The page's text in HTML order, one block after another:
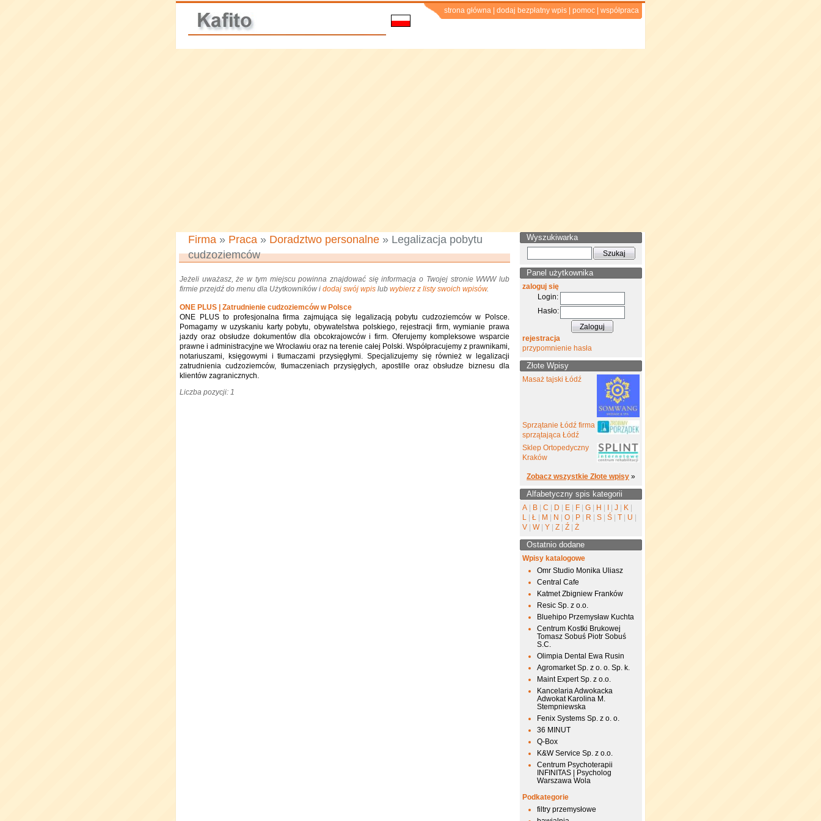
strona główna dodaj bezpłatny wpis pomoc współpraca
Firma » Praca » Doradztwo personalne » Legalizacja pobytu
cudzoziemców
Jeżeli uważasz, że w tym miejscu powinna znajdować się informacja o Twojej stronie WWW lub
firmie przejdź do menu dla Użytkowników i dodaj swój wpis lub wybierz z listy swoich wpisów.
ONE PLUS | Zatrudnienie cudzoziemców w Polsce
ONE PLUS to profesjonalna firma zajmująca się legalizacją pobytu cudzoziemców w Polsce.
Pomagamy w uzyskaniu karty pobytu, obywatelstwa polskiego, rejestracji firm, wymianie prawa
jazdy oraz obsłudze dokumentów dla obcokrajowców i firm. Oferujemy kompleksowe wsparcie
prawne i administracyjne we Wrocławiu oraz na terenie całej Polski. Współpracujemy z prawnikami,
notariuszami, księgowymi i tłumaczami przysięgłymi. Specjalizujemy się również w legalizacji
zatrudnienia cudzoziemców, tłumaczeniach przysięgłych, apostille oraz obsłudze biznesu dla
klientów zagranicznych.
Liczba pozycji: 1
Wyszukiwarka
Panel użytkownika
zaloguj się
Login:
Hasło:
rejestracja
przypomnienie hasła
Złote Wpisy
Masaż tajski Łódź
Sprzątanie Łódź firma
sprzątająca Łódź
Sklep Ortopedyczny
Kraków
Zobacz wszystkie Złote wpisy »
Alfabetyczny spis kategorii
A B C D E F G H J K
L
Ł M N O P R S Ś T U
V
W Y Z Ź Ż
Ostatnio dodane
Wpisy katalogowe
Omr Studio Monika Uliasz
Central Cafe
Katmet Zbigniew Franków
Resic Sp. z o.o.
Bluehipo Przemysław Kuchta
Centrum Kostki Brukowej
Tomasz Sobuś Piotr Sobuś
S.C.
Olimpia Dental Ewa Rusin
Agromarket Sp. z o. o. Sp. k.
Maint Expert Sp. z o.o.
Kancelaria Adwokacka
Adwokat Karolina M.
Stempniewska
Fenix Systems Sp. z o. o.
36 MINUT
Q-Box
K&W Service Sp. z o.o.
Centrum Psychoterapii
INFINITAS | Psycholog
Warszawa Wola
Podkategorie
filtry przemysłowe